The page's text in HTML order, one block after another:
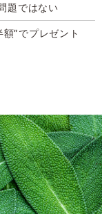
題ではない
”でプレゼント